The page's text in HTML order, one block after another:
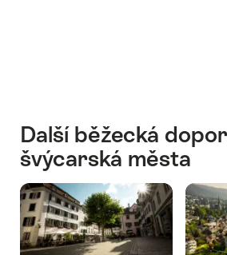
Další běžecká
švýcarská města